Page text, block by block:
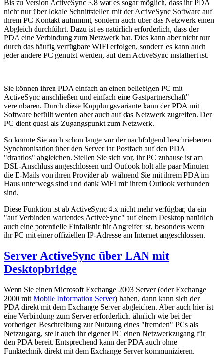
Bis zu Version ActiveSync 3.8 war es sogar möglich, dass ihr PDA
nicht nur über lokale Schnittstellen mit der ActiveSync Software auf
ihrem PC Kontakt aufnimmt, sondern auch über das Netzwerk einen
Abgleich durchführt. Dazu ist es natürlich erforderlich, dass der
PDA eine Verbindung zum Netzwerk hat. Dies kann aber nicht nur
durch das häufig verfügbare WIFI erfolgen, sondern es kann auch
jeder andere PC genutzt werden, auf dem ActiveSync installiert ist.
Sie können ihren PDA einfach an einen beliebigen PC mit
ActiveSync anschließen und einfach eine Gastpartnerschaft"
vereinbaren. Durch diese Kopplungsvariante kann der PDA mit
Software befüllt werden aber auch auf das Netzwerk zugreifen. Der
PC dient quasi als Zugangspunkt zum Netzwerk.
So konnte Sie auch schon lange vor der nachfolgend beschriebenen
Synchronisation über den Server ihr Postfach auf den PDA
"drahtlos" abgleichen. Stellen Sie sich vor, ihr PC zuhause ist am
DSL-Anschluss angeschlossen und Outlook holt alle paar Minuten
die E-Mails von ihren Provider ab, während Sie mit ihrem PDA im
Haus unterwegs sind und dank WiFI mit ihrem Outlook verbunden
sind.
Diese Funktion ist ab ActiveSync 4.x nicht mehr verfügbar, da ein
"auf Verbinden wartendes ActiveSync" auf einem Desktop natürlich
auch eine potentielle Einfallstür für Angreifer ist, besonders wenn
ihr PC mit einer offiziellen IP-Adresse am Internet angeschlossen.
Server ActiveSync über LAN mit
Desktopbridge
Wenn Sie einen Microsoft Exchange 2003 Server (oder Exchange
2000 mit Mobile Information Server) haben, dann kann sich der
PDA direkt mit dem Exchange Server abgleichen. Aber auch hier ist
eine Verbindung zum Server erforderlich. ähnlich wie bei der
vorherigen Beschreibung zur Nutzung eines "fremden" PCs als
Netzzugang, stellt auch ihr eigener PC einen Netzwerkzugang für
den PDA bereit. Entsprechend kann der PDA auch ohne
Funktechnik direkt mit dem Exchange Server kommunizieren.